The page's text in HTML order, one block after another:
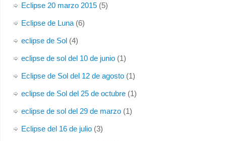
Eclipse 20 marzo 2015(5)
Eclipse de Luna(6)
eclipse de Sol(4)
eclipse de sol del 10 de junio(1)
Eclipse de Sol del 12 de agosto(1)
eclipse de Sol del 25 de octubre(1)
eclipse de sol del 29 de marzo(1)
Eclipse del 16 de julio(3)